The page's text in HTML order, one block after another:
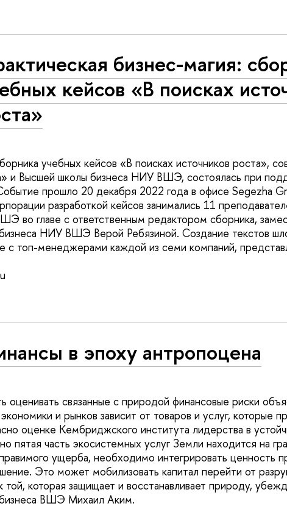
бизнес-магия:
кейсов «В поисках
учебных кейсов «В поисках источников роста»,
и Высшей школы бизнеса НИУ ВШЭ, состоялась при
прошло 20 декабря 2022 года в офисе Segezha
разработкой кейсов занимались 11
во главе с ответственным редактором сборника,
НИУ ВШЭ Верой Ребязиной. Создание текстов
с топ-менеджерами каждой из семи компаний,
в эпоху антропоцена
оценивать связанные с природой финансовые риски
и рынков зависит от товаров и услуг, которые
оценке Кембриджского института лидерства в
пятая часть экосистемных услуг Земли находится на
ущерба, необходимо интегрировать ценность
Это может мобилизовать капитал перейти от
той, которая защищает и восстанавливает природу,
ВШЭ Михаил Аким.